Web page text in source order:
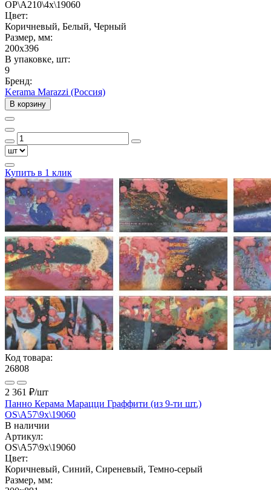
OP\A210\4x\19060
Цвет:
Коричневый, Белый, Черный
Размер, мм:
200x396
В упаковке, шт:
9
Бренд:
Kerama Marazzi (Россия)
В корзину
Купить в 1 клик
Код товара:
26808
2 361 ₽/шт
Панно Керама Марацци Граффити (из 9-ти шт.)
OS\A57\9x\19060
В наличии
Артикул:
OS\A57\9x\19060
Цвет:
Коричневый, Синий, Сиреневый, Темно-серый
Размер, мм: